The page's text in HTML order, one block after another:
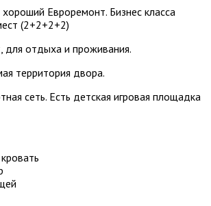
Евроремонт. Бизнес класса
(2+2+2+2)
для отдыха и проживания.
территория двора.
сеть. Есть детская игровая площадка